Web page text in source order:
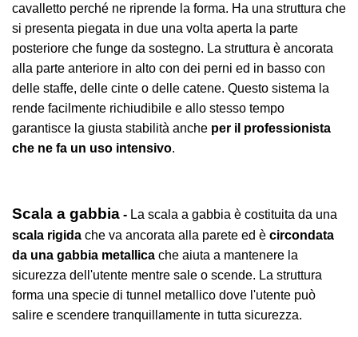
cavalletto perché ne riprende la forma. Ha una struttura che
si presenta piegata in due una volta aperta la parte
posteriore che funge da sostegno. La struttura è ancorata
alla parte anteriore in alto con dei perni ed in basso con
delle staffe, delle cinte o delle catene. Questo sistema la
rende facilmente richiudibile e allo stesso tempo
garantisce la giusta stabilità anche per il professionista
che ne fa un uso intensivo.
Scala a gabbia - La scala a gabbia è costituita da una
scala rigida che va ancorata alla parete ed è circondata
da una gabbia metallica che aiuta a mantenere la
sicurezza dell'utente mentre sale o scende. La struttura
forma una specie di tunnel metallico dove l'utente può
salire e scendere tranquillamente in tutta sicurezza.